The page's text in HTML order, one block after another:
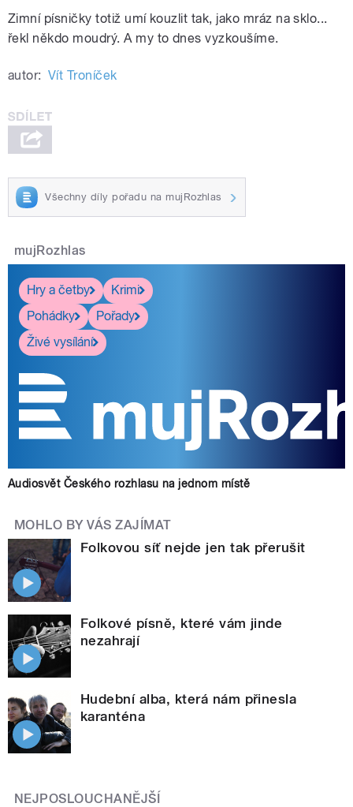
Zimní písničky totiž umí kouzlit tak, jako mráz na sklo...
řekl někdo moudrý. A my to dnes vyzkoušíme.
autor: Vít Troníček
Všechny díly pořadu na mujRozhlas
mujRozhlas
Hry a četby
Krimi
Pohádky
Pořady
Živé vysílání
Audiosvět Českého rozhlasu na jednom místě
MOHLO BY VÁS ZAJÍMAT
Folkovou síť nejde jen tak přerušit
Folkové písně, které vám jinde
nezahrají
Hudební alba, která nám přinesla
karanténa
NEJPOSLOUCHANĚJŠÍ